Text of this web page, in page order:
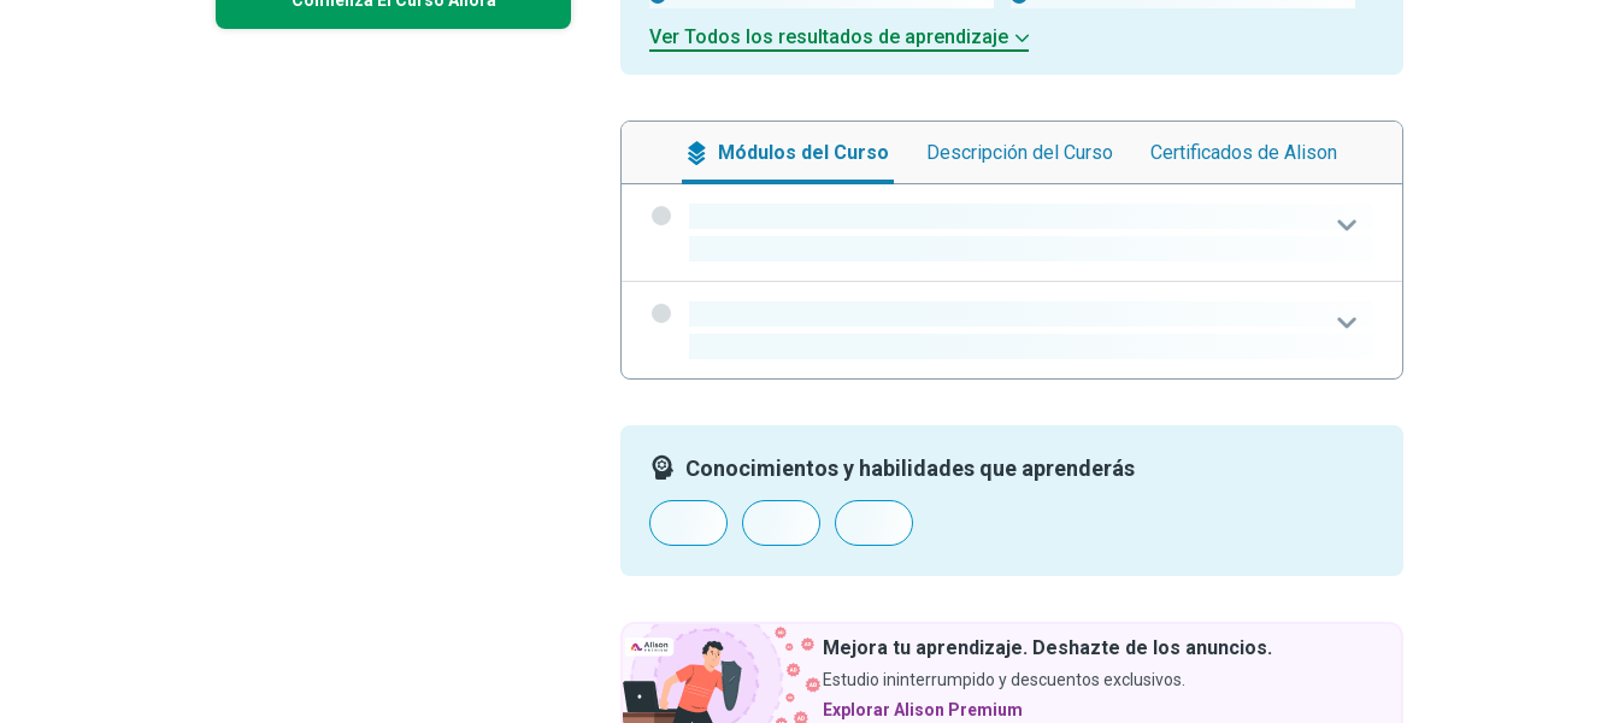
Ver Todos los resultados de aprendizaje
Módulos del Curso Descripción del Curso Certificados de Alison
Conocimientos y habilidades que aprenderás
Mejora tu aprendizaje. Deshazte de los anuncios.
Estudio ininterrumpido y descuentos exclusivos.
Explorar Alison Premium